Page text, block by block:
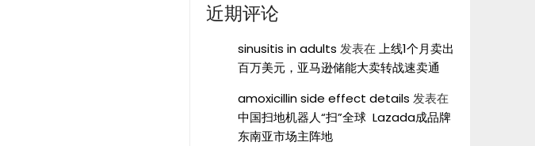
近期评论
sinusitis in adults 发表在上线1个月卖出
百万美元，亚马逊储能大卖转战速卖通
amoxicillin side effect details 发表在
中国扫地机器人“扫”全球 Lazada成品牌
东南亚市场主阵地